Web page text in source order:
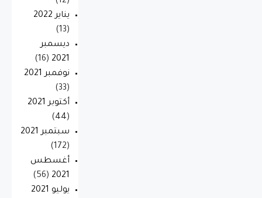
يناير 2022
(13)
ديسمبر
2021
(16)
نوفمبر 2021
(33)
أكتوبر 2021
(44)
سبتمبر 2021
(172)
أغسطس
2021
(56)
يوليو 2021